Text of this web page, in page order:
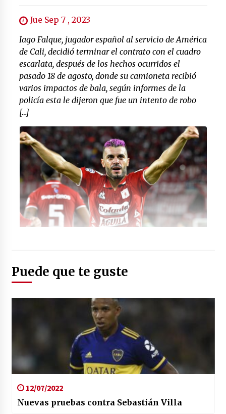
Jue Sep 7 , 2023
Iago Falque, jugador español al servicio de América
de Cali, decidió terminar el contrato con el cuadro
escarlata, después de los hechos ocurridos el
pasado 18 de agosto, donde su camioneta recibió
varios impactos de bala, según informes de la
policía esta le dijeron que fue un intento de robo
[…]
Puede que te guste
12/07/2022
Nuevas pruebas contra Sebastián Villa